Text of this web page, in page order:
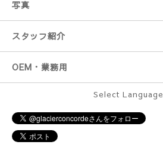
写真
スタッフ紹介
OEM・業務用
Select Language